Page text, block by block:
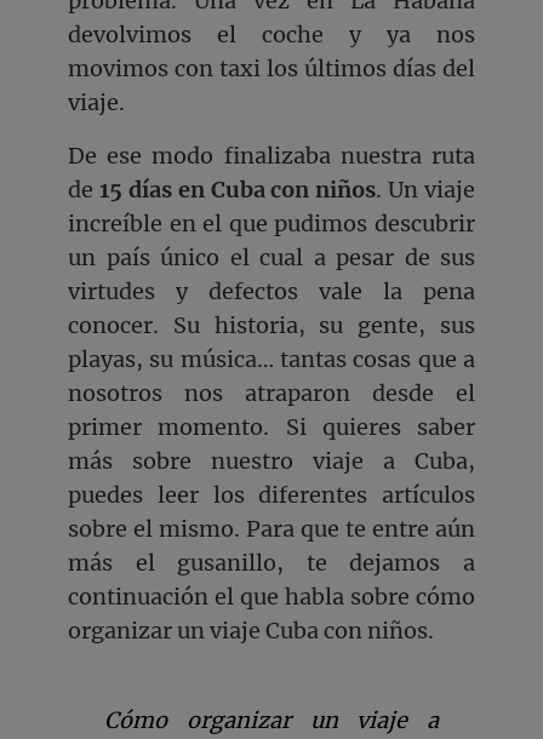
devolvimos el coche y ya nos
movimos con taxi los últimos días del
viaje.
De ese modo finalizaba nuestra ruta
de 15 días en Cuba con niños. Un viaje
increíble en el que pudimos descubrir
un país único el cual a pesar de sus
virtudes y defectos vale la pena
conocer. Su historia, su gente, sus
playas, su música… tantas cosas que a
nosotros nos atraparon desde el
primer momento. Si quieres saber
más sobre nuestro viaje a Cuba,
puedes leer los diferentes artículos
sobre el mismo. Para que te entre aún
más el gusanillo, te dejamos a
continuación el que habla sobre cómo
organizar un viaje Cuba con niños.
Cómo organizar un viaje a